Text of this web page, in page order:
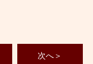
次へ＞